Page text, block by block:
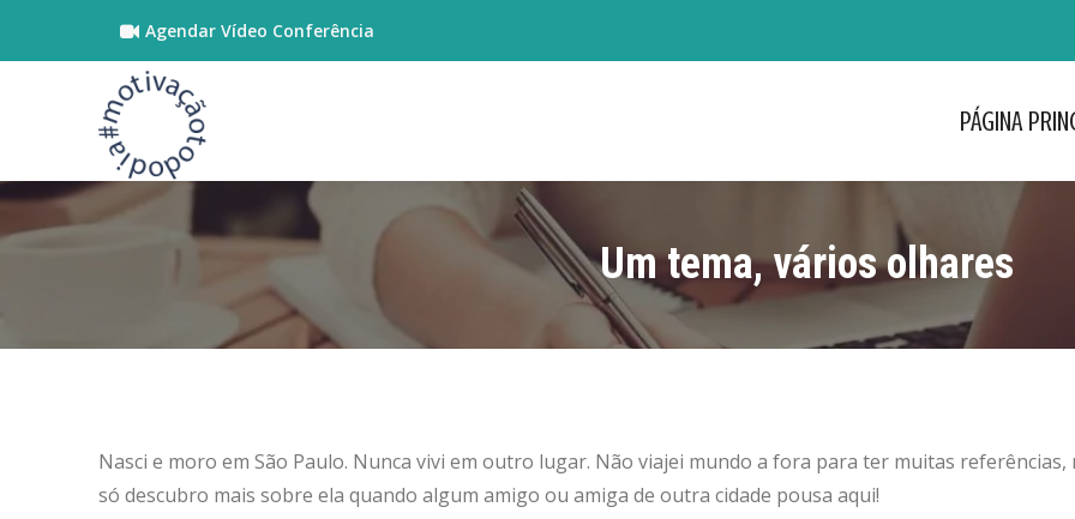
Agendar Vídeo Conferência
PÁGINA
Um tema, vários olhares
Nasci e moro em São Paulo. Nunca vivi em outro lugar. Não viajei mundo a fora para ter muitas referências,
só descubro mais sobre ela quando algum amigo ou amiga de outra cidade pousa aqui!